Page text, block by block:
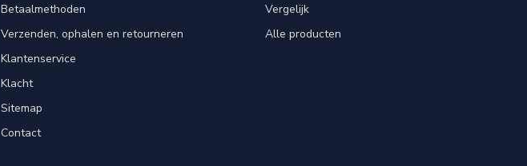
Betaalmethoden
Verzenden, ophalen en retourneren
Klantenservice
Klacht
Sitemap
Contact
Vergelijk
Alle producten